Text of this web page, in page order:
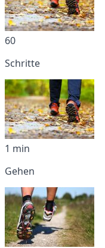
60
Schritte
1 min
Gehen